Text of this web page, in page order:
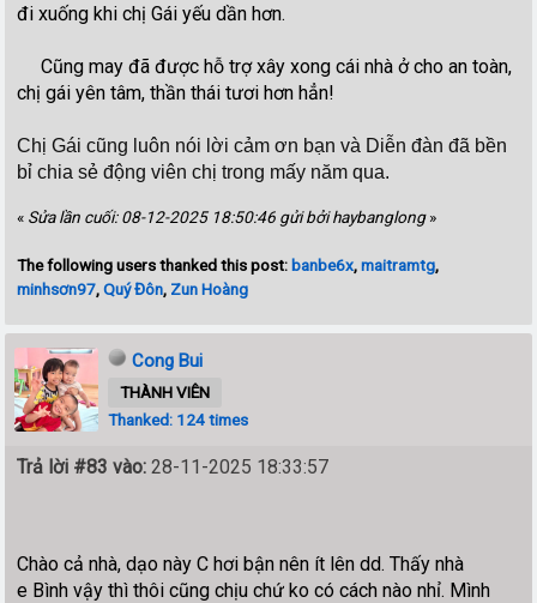
đi xuống khi chị Gái yếu dần hơn.
Cũng may đã được hỗ trợ xây xong cái nhà ở cho an toàn,
chị gái yên tâm, thần thái tươi hơn hẳn!
Chị Gái cũng luôn nói lời cảm ơn bạn và Diễn đàn đã bền
bỉ chia sẻ động viên chị trong mấy năm qua.
« Sửa lần cuối: 08-12-2025 18:50:46 gửi bởi haybanglong»
The following users thanked this post:banbe6x,maitramtg,
minhsơn97,Quý Đôn, Zun Hoàng
Cong Bui
THÀNH VIÊN
Thanked: 124 times
Trả lời #83 vào: 28-11-2025 18:33:57
Chào cả nhà, dạo này C hơi bận nên ít lên dd. Thấy nhà
e Bình vậy thì thôi cũng chịu chứ ko có cách nào nhỉ. Mình